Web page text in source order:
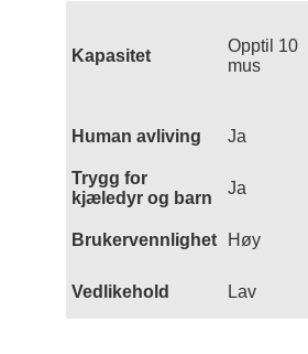
Kapasitet
Opptil 10
mus
Human avliving Ja
Trygg for
kjæledyr og barn
Ja
Brukervennlighet Høy
Vedlikehold Lav